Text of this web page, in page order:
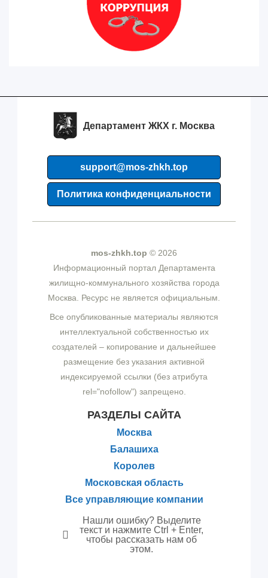
Департамент ЖКХ г. Москва
support@mos-zhkh.top
Политика конфиденциальности
mos-zhkh.top © 2026
Информационный портал Департамента
жилищно-коммунального хозяйства города
Москва. Ресурс не является официальным.
Все опубликованные материалы являются
интеллектуальной собственностью их
создателей – копирование и дальнейшее
размещение без указания активной
индексируемой ссылки (без атрибута
rel="nofollow") запрещено.
РАЗДЕЛЫ САЙТА
Москва
Балашиха
Королев
Московская область
Все управляющие компании
Нашли ошибку? Выделите
текст и нажмите Ctrl + Enter,
чтобы рассказать нам об
этом.